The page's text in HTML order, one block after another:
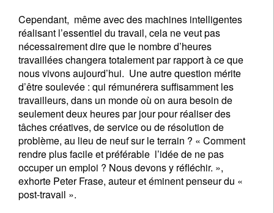
Cependant, même avec des machines intelligentes
réalisant l’essentiel du travail, cela ne veut pas
nécessairement dire que le nombre d’heures
travaillées changera totalement par rapport à ce que
nous vivons aujourd’hui. Une autre question mérite
d’être soulevée : qui rémunérera suffisamment les
travailleurs, dans un monde où on aura besoin de
seulement deux heures par jour pour réaliser des
tâches créatives, de service ou de résolution de
problème, au lieu de neuf sur le terrain ? « Comment
rendre plus facile et préférable l’idée de ne pas
occuper un emploi ? Nous devons y réfléchir. »,
exhorte Peter Frase, auteur et éminent penseur du «
post-travail ».